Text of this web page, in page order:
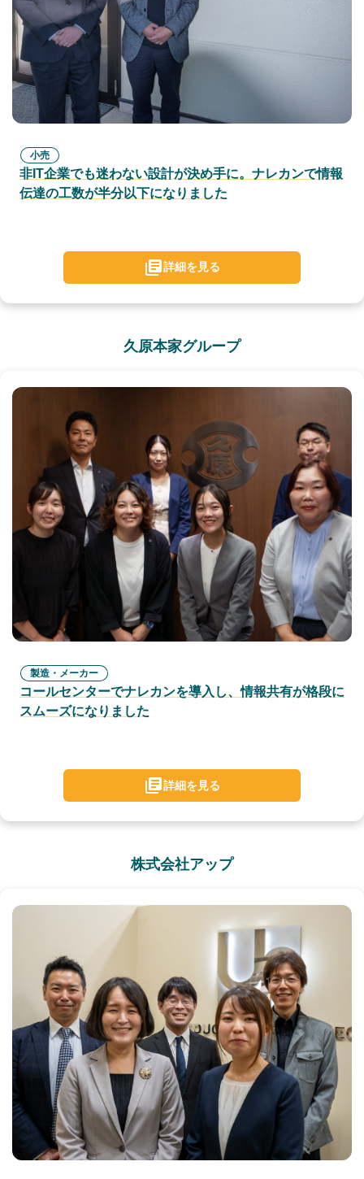
小売
非IT企業でも迷わない設計が決め手に。ナレカンで情報
伝達の工数が半分以下になりました
詳細を見る
久原本家グループ
製造・メーカー
コールセンターでナレカンを導入し、情報共有が格段に
スムーズになりました
詳細を見る
株式会社アップ